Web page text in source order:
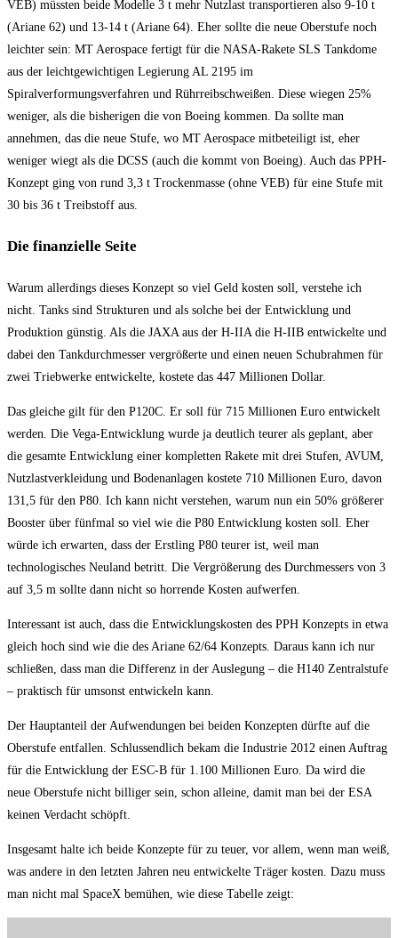
VEB) müssten beide Modelle 3 t mehr Nutzlast transportieren also 9-10 t
(Ariane 62) und 13-14 t (Ariane 64). Eher sollte die neue Oberstufe noch
leichter sein: MT Aerospace fertigt für die NASA-Rakete SLS Tankdome
aus der leichtgewichtigen Legierung AL 2195 im
Spiralverformungsverfahren und Rührreibschweißen. Diese wiegen 25%
weniger, als die bisherigen die von Boeing kommen. Da sollte man
annehmen, das die neue Stufe, wo MT Aerospace mitbeteiligt ist, eher
weniger wiegt als die DCSS (auch die kommt von Boeing). Auch das PPH-
Konzept ging von rund 3,3 t Trockenmasse (ohne VEB) für eine Stufe mit
30 bis 36 t Treibstoff aus.
Die finanzielle Seite
Warum allerdings dieses Konzept so viel Geld kosten soll, verstehe ich
nicht. Tanks sind Strukturen und als solche bei der Entwicklung und
Produktion günstig. Als die JAXA aus der H-IIA die H-IIB entwickelte und
dabei den Tankdurchmesser vergrößerte und einen neuen Schubrahmen für
zwei Triebwerke entwickelte, kostete das 447 Millionen Dollar.
Das gleiche gilt für den P120C. Er soll für 715 Millionen Euro entwickelt
werden. Die Vega-Entwicklung wurde ja deutlich teurer als geplant, aber
die gesamte Entwicklung einer kompletten Rakete mit drei Stufen, AVUM,
Nutzlastverkleidung und Bodenanlagen kostete 710 Millionen Euro, davon
131,5 für den P80. Ich kann nicht verstehen, warum nun ein 50% größerer
Booster über fünfmal so viel wie die P80 Entwicklung kosten soll. Eher
würde ich erwarten, dass der Erstling P80 teurer ist, weil man
technologisches Neuland betritt. Die Vergrößerung des Durchmessers von 3
auf 3,5 m sollte dann nicht so horrende Kosten aufwerfen.
Interessant ist auch, dass die Entwicklungskosten des PPH Konzepts in etwa
gleich hoch sind wie die des Ariane 62/64 Konzepts. Daraus kann ich nur
schließen, dass man die Differenz in der Auslegung – die H140 Zentralstufe
– praktisch für umsonst entwickeln kann.
Der Hauptanteil der Aufwendungen bei beiden Konzepten dürfte auf die
Oberstufe entfallen. Schlussendlich bekam die Industrie 2012 einen Auftrag
für die Entwicklung der ESC-B für 1.100 Millionen Euro. Da wird die
neue Oberstufe nicht billiger sein, schon alleine, damit man bei der ESA
keinen Verdacht schöpft.
Insgesamt halte ich beide Konzepte für zu teuer, vor allem, wenn man weiß,
was andere in den letzten Jahren neu entwickelte Träger kosten. Dazu muss
man nicht mal SpaceX bemühen, wie diese Tabelle zeigt: